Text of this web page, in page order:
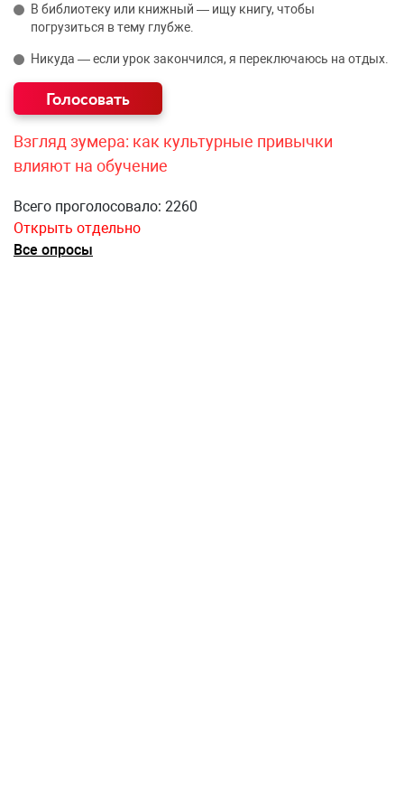
В библиотеку или книжный — ищу книгу, чтобы
погрузиться в тему глубже.
Никуда — если урок закончился, я переключаюсь на отдых.
Взгляд зумера: как культурные привычки
влияют на обучение
Всего проголосовало: 2260
Открыть отдельно
Все опросы